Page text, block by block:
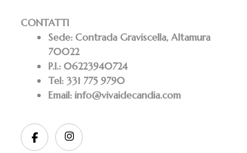
CONTATTI
Sede: Contrada Graviscella, Altamura
70022
P.I.: 06223940724
Tel: 331 775 9790
Email: info@vivaidecandia.com